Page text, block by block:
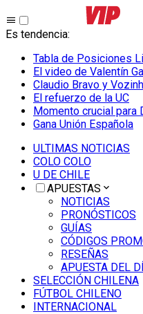
Es tendencia:
Tabla de Posiciones
El video de Valentín
Claudio Bravo y
El refuerzo de la UC
Momento crucial para
Gana Unión Española
ULTIMAS NOTICIAS
COLO COLO
U DE CHILE
APUESTAS
NOTICIAS
PRONÓSTICOS
GUÍAS
CÓDIGOS
RESEÑAS
APUESTA DEL
SELECCIÓN CHILENA
FÚTBOL CHILENO
INTERNACIONAL